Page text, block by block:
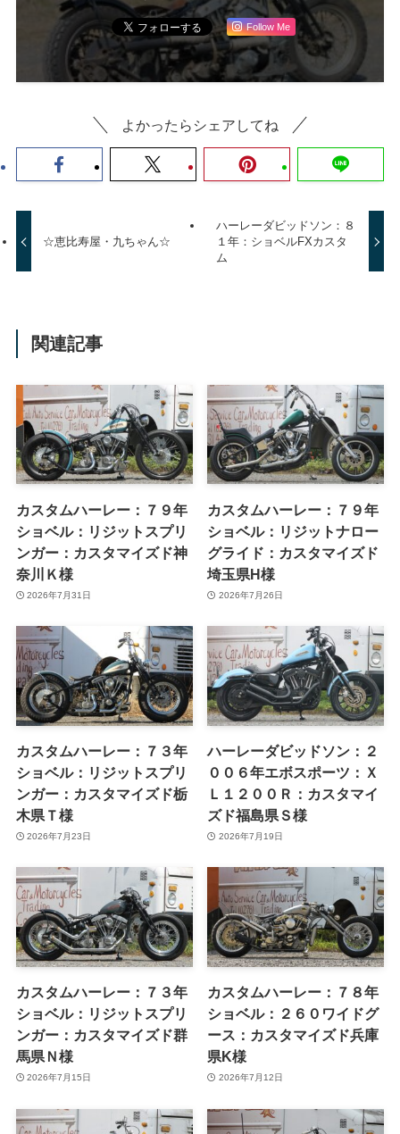
Follow Me
よかったらシェアしてね
☆恵比寿屋・九ちゃん☆
ハーレーダビッドソン：８
１年：ショベルFXカスタ
ム
関連記事
カスタムハーレー：７９年
ショベル：リジットスプリ
ンガー：カスタマイズド神
奈川Ｋ様
2026年7月31日
カスタムハーレー：７９年
ショベル：リジットナロー
グライド：カスタマイズド
埼玉県H様
2026年7月26日
カスタムハーレー：７３年
ショベル：リジットスプリ
ンガー：カスタマイズド栃
木県Ｔ様
2026年7月23日
ハーレーダビッドソン：２
００６年エボスポーツ：Ｘ
Ｌ１２００Ｒ：カスタマイ
ズド福島県Ｓ様
2026年7月19日
カスタムハーレー：７３年
ショベル：リジットスプリ
ンガー：カスタマイズド群
馬県Ｎ様
2026年7月15日
カスタムハーレー：７８年
ショベル：２６０ワイドグ
ース：カスタマイズド兵庫
県K様
2026年7月12日